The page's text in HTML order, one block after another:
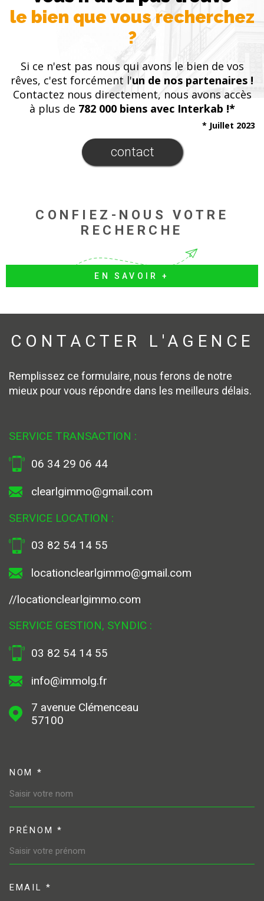
le bien que vous recherchez
?
Si ce n'est pas nous qui avons le bien de vos
rêves, c'est forcément l'un de nos partenaires !
Contactez nous directement, nous avons accès
à plus de 782 000 biens avec Interkab !*
contact
* Juillet 2023
CONFIEZ-NOUS VOTRE
RECHERCHE
EN SAVOIR +
CONTACTER L'AGENCE
Remplissez ce formulaire, nous ferons de notre
mieux pour vous répondre dans les meilleurs délais.
SERVICE TRANSACTION :
06 34 29 06 44
clearlgimmo@gmail.com
SERVICE LOCATION :
03 82 54 14 55
locationclearlgimmo@gmail.com
//locationclearlgimmo.com
SERVICE GESTION, SYNDIC :
03 82 54 14 55
info@immolg.fr
7 avenue Clémenceau
57100
NOM *
PRÉNOM *
EMAIL *